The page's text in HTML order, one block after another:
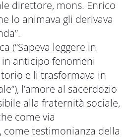
direttore, mons. Enrico
lo animava gli derivava
(“Sapeva leggere in
anticipo fenomeni
e li trasformava in
l’amore al sacerdozio
alla fraternità sociale,
come via
come testimonianza della